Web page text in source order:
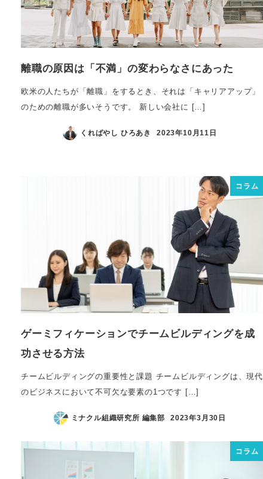
離職の原因は「不満」の変わらなさにあった
欧米の人たちが「離職」をするとき、それは「キャリアアップ」
のための離職が多いそうです。 新しい会社に […]
くればやし ひろあき 2023年10月11日
コラム
ゲーミフィケーションでチームビルディングを成
功させる方法
チームビルディングの重要性と課題 チームビルディングは、現代
のビジネスにおいて不可欠な要素の1つです […]
ミナクル組織研究所 編集部 2023年3月30日
コラム